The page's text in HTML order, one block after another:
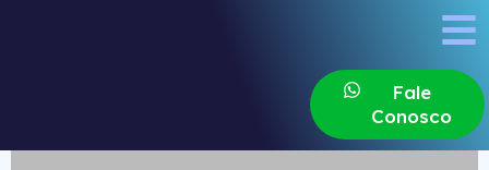
Fale
Conosco